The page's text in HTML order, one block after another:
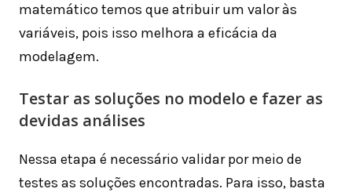
matemático temos que atribuir um valor às
variáveis, pois isso melhora a eficácia da
modelagem.
Testar as soluções no modelo e fazer as
devidas análises
Nessa etapa é necessário validar por meio de
testes as soluções encontradas. Para isso, basta